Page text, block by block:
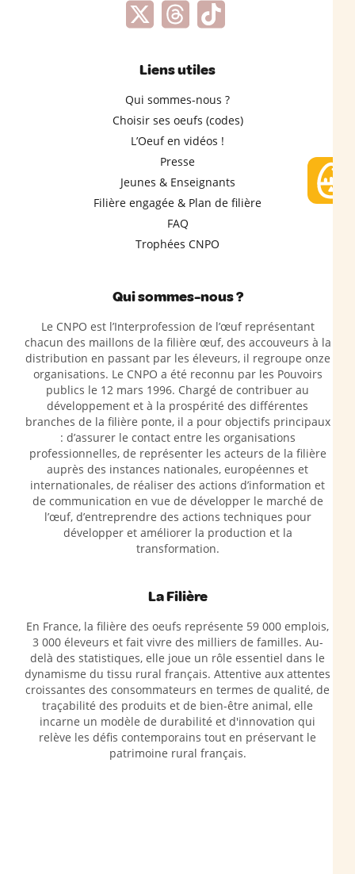
Liens utiles
Qui sommes-nous ?
Choisir ses oeufs (codes)
L’Oeuf en vidéos !
Presse
Jeunes & Enseignants
Filière engagée & Plan de filière
FAQ
Trophées CNPO
Qui sommes-nous ?
Le CNPO est l’Interprofession de l’œuf représentant
chacun des maillons de la filière œuf, des accouveurs à la
distribution en passant par les éleveurs, il regroupe onze
organisations. Le CNPO a été reconnu par les Pouvoirs
publics le 12 mars 1996. Chargé de contribuer au
développement et à la prospérité des différentes
branches de la filière ponte, il a pour objectifs principaux
: d’assurer le contact entre les organisations
professionnelles, de représenter les acteurs de la filière
auprès des instances nationales, européennes et
internationales, de réaliser des actions d’information et
de communication en vue de développer le marché de
l’œuf, d’entreprendre des actions techniques pour
développer et améliorer la production et la
transformation.
La Filière
En France, la filière des oeufs représente 59 000 emplois,
3 000 éleveurs et fait vivre des milliers de familles. Au-
delà des statistiques, elle joue un rôle essentiel dans le
dynamisme du tissu rural français. Attentive aux attentes
croissantes des consommateurs en termes de qualité, de
traçabilité des produits et de bien-être animal, elle
incarne un modèle de durabilité et d'innovation qui
relève les défis contemporains tout en préservant le
patrimoine rural français.